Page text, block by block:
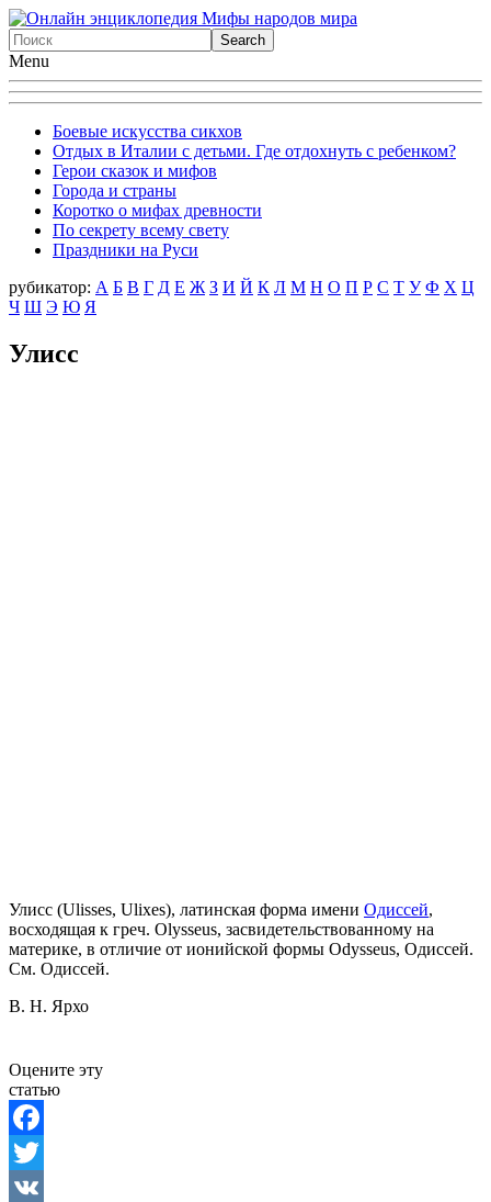
Menu
Боевые искусства сикхов
Отдых в Италии с детьми. Где отдохнуть с ребенком?
Герои сказок и мифов
Города и страны
Коротко о мифах древности
По секрету всему свету
Праздники на Руси
рубикатор: А Б В Г Д Е Ж З И Й К Л М Н О П Р С Т У Ф X Ц
Ч Ш Э Ю Я
Улисс
Улисс (Ulisses, Ulixes), латинская форма имени Одиссей,
восходящая к греч. Olysseus, засвидетельствованному на
материке, в отличие от ионийской формы Odysseus, Одиссей.
См. Одиссей.
В. Н. Ярхо
Оцените эту
статью
Facebook
Twitter